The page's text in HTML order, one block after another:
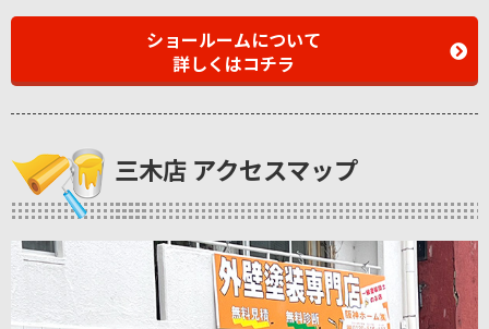
ショールームについて
詳しくはコチラ
三木店 アクセスマップ